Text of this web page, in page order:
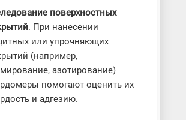
поверхностных
. При нанесении
или упрочняющих
(например,
азотирование)
помогают оценить их
и адгезию.